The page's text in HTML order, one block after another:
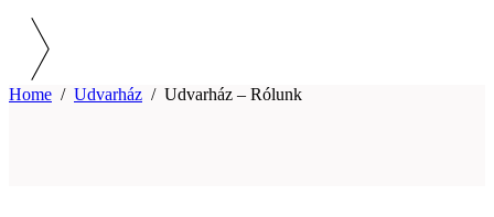
Home / Udvarház / Udvarház – Rólunk